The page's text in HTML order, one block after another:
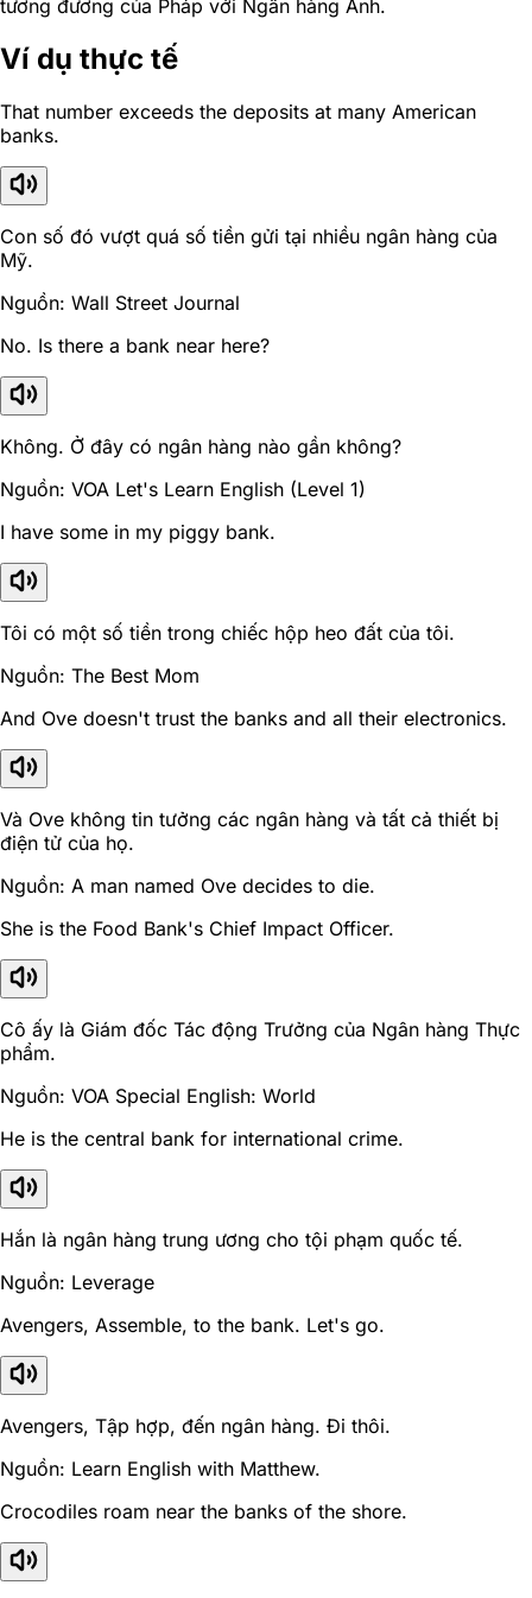
tương đương của Pháp với Ngân hàng Anh.
Ví dụ thực tế
That number exceeds the deposits at many American
banks.
Con số đó vượt quá số tiền gửi tại nhiều ngân hàng của
Mỹ.
Nguồn: Wall Street Journal
No. Is there a bank near here?
Không. Ở đây có ngân hàng nào gần không?
Nguồn: VOA Let's Learn English (Level 1)
I have some in my piggy bank.
Tôi có một số tiền trong chiếc hộp heo đất của tôi.
Nguồn: The Best Mom
And Ove doesn't trust the banks and all their electronics.
Và Ove không tin tưởng các ngân hàng và tất cả thiết bị
điện tử của họ.
Nguồn: A man named Ove decides to die.
She is the Food Bank's Chief Impact Officer.
Cô ấy là Giám đốc Tác động Trưởng của Ngân hàng Thực
phẩm.
Nguồn: VOA Special English: World
He is the central bank for international crime.
Hắn là ngân hàng trung ương cho tội phạm quốc tế.
Nguồn: Leverage
Avengers, Assemble, to the bank. Let's go.
Avengers, Tập hợp, đến ngân hàng. Đi thôi.
Nguồn: Learn English with Matthew.
Crocodiles roam near the banks of the shore.